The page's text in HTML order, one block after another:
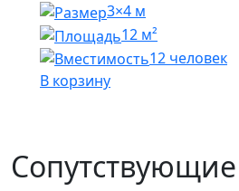
составляла
293
000 ₽.
3×4 м
12 м²
12 человек
В корзину